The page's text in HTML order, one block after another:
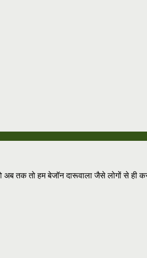
अब तक तो हम बेजॉन दारूवाला जैसे लोगों से